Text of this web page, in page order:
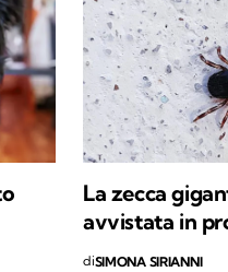
Vorrei contribuire
ed
armonia uomo-
di ogni
La zecca
avvistata in
diSIMONA SIRIANNI